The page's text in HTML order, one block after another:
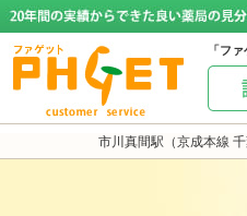
市川真間駅（京成本線
「フ